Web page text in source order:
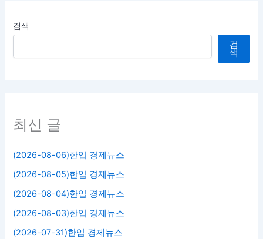
검색
검
색
최신 글
(2026-08-06)한입 경제뉴스
(2026-08-05)한입 경제뉴스
(2026-08-04)한입 경제뉴스
(2026-08-03)한입 경제뉴스
(2026-07-31)한입 경제뉴스